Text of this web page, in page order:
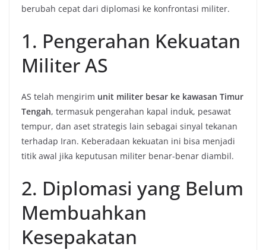
berubah cepat dari diplomasi ke konfrontasi militer.
1. Pengerahan Kekuatan
Militer AS
AS telah mengirim unit militer besar ke kawasan Timur
Tengah, termasuk pengerahan kapal induk, pesawat
tempur, dan aset strategis lain sebagai sinyal tekanan
terhadap Iran. Keberadaan kekuatan ini bisa menjadi
titik awal jika keputusan militer benar-benar diambil.
2. Diplomasi yang Belum
Membuahkan
Kesepakatan